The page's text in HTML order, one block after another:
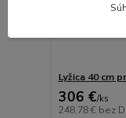
Lyžica 40 cm
306 €/ks
248,78 € bez